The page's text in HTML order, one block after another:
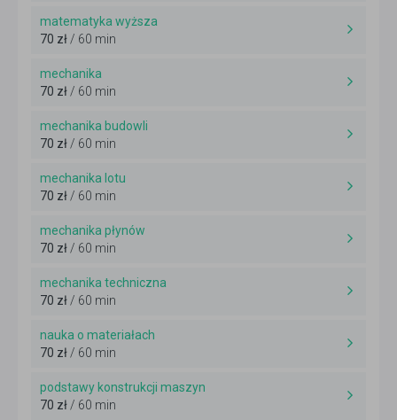
matematyka wyższa
70 zł / 60 min
mechanika
70 zł / 60 min
mechanika budowli
70 zł / 60 min
mechanika lotu
70 zł / 60 min
mechanika płynów
70 zł / 60 min
mechanika techniczna
70 zł / 60 min
nauka o materiałach
70 zł / 60 min
podstawy konstrukcji maszyn
70 zł / 60 min